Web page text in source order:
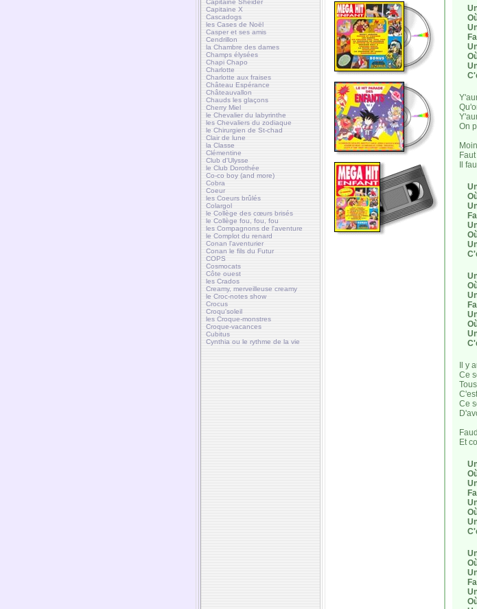
Capitaine Sheider
Capitaine X
Cascadogs
les Cases de Noël
Casper et ses amis
Cendrillon
la Chambre des dames
Champs élysées
Chapi Chapo
Charlotte
Charlotte aux fraises
Château Espérance
Châteauvallon
Chauds les glaçons
Cherry Miel
le Chevalier du labyrinthe
les Chevaliers du zodiaque
le Chirurgien de St-chad
Clair de lune
la Classe
Clémentine
Club d'Ulysse
le Club Dorothée
Co-co boy (and more)
Cobra
Coeur
les Coeurs brûlés
Colargol
le Collège des cœurs brisés
le Collège fou, fou, fou
les Compagnons de l'aventure
le Complot du renard
Conan l'aventurier
Conan le fils du Futur
COPS
Cosmocats
Côte ouest
les Crados
Creamy, merveilleuse creamy
le Croc-notes show
Crocus
Croqu'soleil
les Croque-monstres
Croque-vacances
Cubitus
Cynthia ou le rythme de la vie
Un
Un
Un
Un
On
Il
Un
Un
Un
Un
Un
Un
Un
Un
Il y
Ce
Ce
Et
Un
Un
Un
Un
Un
Un
Un